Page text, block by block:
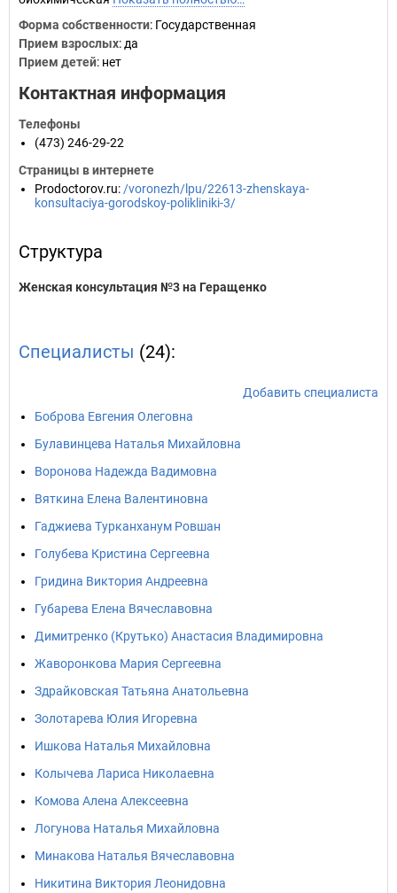
Форма собственности: Государственная
Прием взрослых: да
Прием детей: нет
Контактная информация
Телефоны
(473) 246-29-22
Страницы в интернете
Prodoctorov.ru: /voronezh/lpu/22613-zhenskaya-
konsultaciya-gorodskoy-polikliniki-3/
Структура
Женская консультация №3 на Геращенко
Специалисты (24):
Добавить специалиста
Боброва Евгения Олеговна
Булавинцева Наталья Михайловна
Воронова Надежда Вадимовна
Вяткина Елена Валентиновна
Гаджиева Турканханум Ровшан
Голубева Кристина Сергеевна
Гридина Виктория Андреевна
Губарева Елена Вячеславовна
Димитренко (Крутько) Анастасия Владимировна
Жаворонкова Мария Сергеевна
Здрайковская Татьяна Анатольевна
Золотарева Юлия Игоревна
Ишкова Наталья Михайловна
Колычева Лариса Николаевна
Комова Алена Алексеевна
Логунова Наталья Михайловна
Минакова Наталья Вячеславовна
Никитина Виктория Леонидовна